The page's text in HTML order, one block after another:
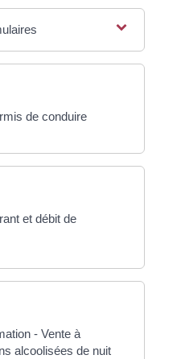
de conduire
et débit de
- Vente à
alcoolisées de nuit